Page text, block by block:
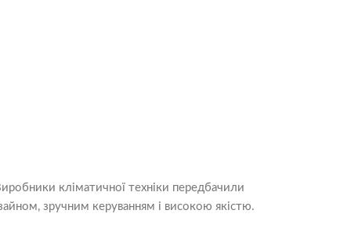
кліматичної техніки передбачили
зручним керуванням і високою якістю.